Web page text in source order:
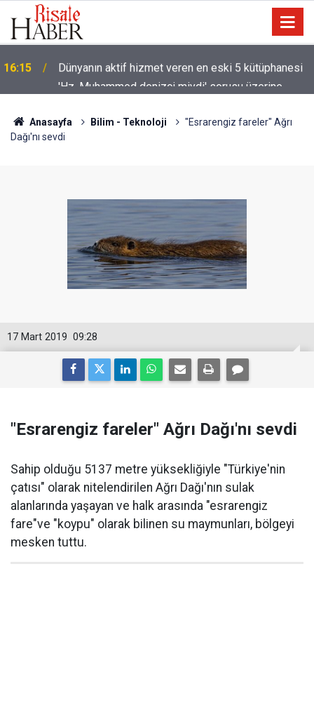
14:30
'Hz. Muhammed denizci miydi' sorusu üzerine
Müslüman oldu
Anasayfa Bilim - Teknoloji
"Esrarengiz fareler" Ağrı
Dağı'nı sevdi
09:28
17 Mart 2019
"Esrarengiz fareler" Ağrı Dağı'nı sevdi
Sahip olduğu 5137 metre yüksekliğiyle "Türkiye'nin
çatısı" olarak nitelendirilen Ağrı Dağı'nın sulak
alanlarında yaşayan ve halk arasında "esrarengiz
fare"ve "koypu" olarak bilinen su maymunları, bölgeyi
mesken tuttu.